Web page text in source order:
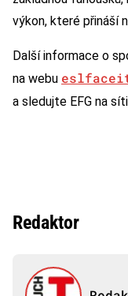
výkon, které přináší
Další informace o
na webu
a sledujte EFG na síti
Redaktor